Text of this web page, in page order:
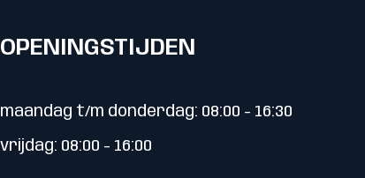
OPENINGSTIJDEN
maandag t/m donderdag: 08:00 - 16:30
vrijdag: 08:00 - 16:00